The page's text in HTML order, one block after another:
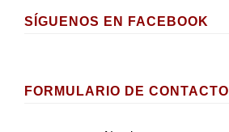
SÍGUENOS EN FACEBOOK
FORMULARIO DE CONTACTO